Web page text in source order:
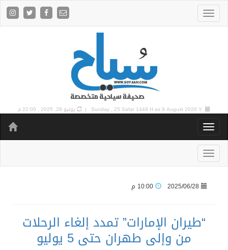
Sunday , 25 Safar 1448 H as9 August 2026 Y | يونيو 28, 2025 , 22:00 م
2025/06/28
“طيران الإمارات” تمدد إلغاء الرحلات
من وإلى طهران حتى 5 يوليو